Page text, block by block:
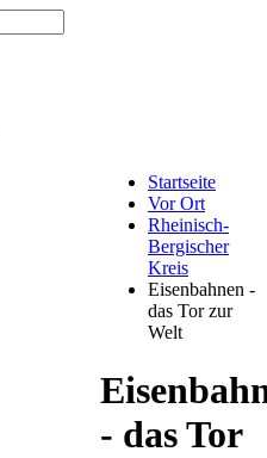
Startseite
Vor Ort
Rheinisch-
Bergischer
Kreis
Eisenbahnen -
das Tor zur
Welt
- das Tor